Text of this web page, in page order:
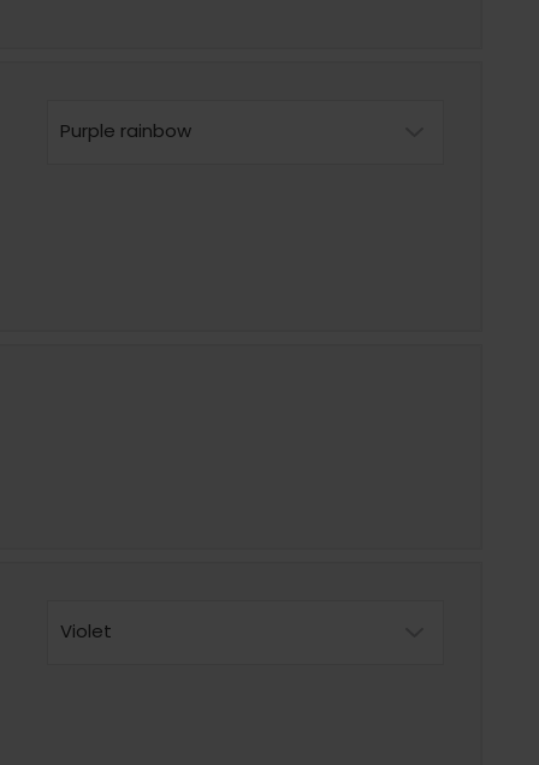
Purple rainbow
Violet